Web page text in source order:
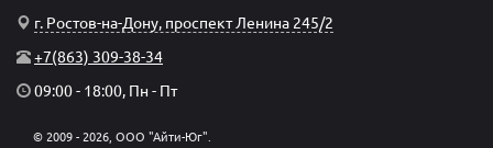
г. Ростов-на-Дону, проспект Ленина 245/2
+7(863) 309-38-34
09:00 - 18:00, Пн - Пт
© 2009 - 2026, ООО "Айти-Юг".